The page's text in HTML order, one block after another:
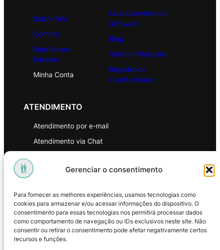
Gerenciar o consentimento
Para fornecer as melhores experiências, usamos tecnologias como
cookies para armazenar e/ou acessar informações do dispositivo. O
consentimento para essas tecnologias nos permitirá processar dados
como comportamento de navegação ou IDs exclusivos neste site. Não
consentir ou retirar o consentimento pode afetar negativamente certos
recursos e funções.
Sobre Nós
Contato
Seja Nosso
Parceiro
Minha Conta
Licenciamento de
Software
Blog
Solicitar Proposta
Registro de
Oportunidade
ATENDIMENTO
Atendimento por e-mail
Atendimento via Chat
Política de Privacidade
Política de Troca e Devoluções
Política de Reembolso